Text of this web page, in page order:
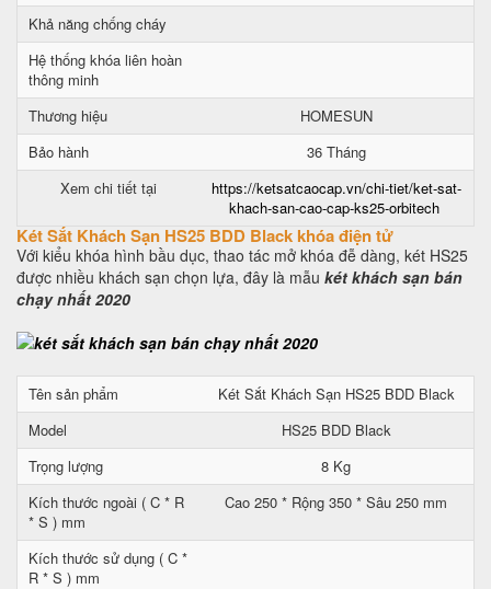
Khả năng chống cháy
Hệ thống khóa liên hoàn
thông minh
Thương hiệu
HOMESUN
Bảo hành
36 Tháng
Xem chi tiết tại
https://ketsatcaocap.vn/chi-tiet/ket-sat-
khach-san-cao-cap-ks25-orbitech
Két Sắt Khách Sạn HS25 BDD Black khóa điện tử
Với kiểu khóa hình bầu dục, thao tác mở khóa đễ dàng, két HS25
được nhiều khách sạn chọn lựa, đây là mẫu két khách sạn bán
chạy nhất 2020
Tên sản phẩm
Két Sắt Khách Sạn HS25 BDD Black
Model
HS25 BDD Black
Trọng lượng
8 Kg
Kích thước ngoài ( C * R
* S ) mm
Cao 250 * Rộng 350 * Sâu 250 mm
Kích thước sử dụng ( C *
R * S ) mm